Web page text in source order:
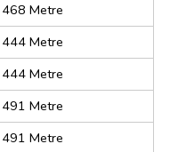
468 Metre
444 Metre
444 Metre
491 Metre
491 Metre